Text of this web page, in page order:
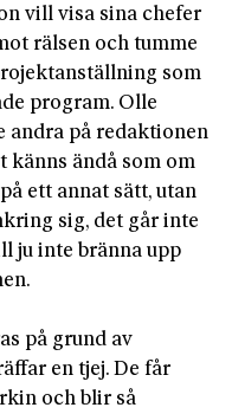
vill visa sina chefer
rälsen och tumme
som
program. Olle
andra på redaktionen
känns ändå som om
ett annat sätt, utan
sig, det går inte
ju inte bränna upp
på grund av
en tjej. De får
och blir så